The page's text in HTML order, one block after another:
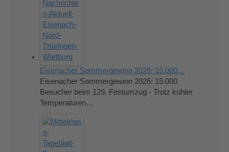
Eisenacher Sommergewinn 2026: 15.000…
Eisenacher Sommergewinn 2026: 15.000
Besucher beim 129. Festumzug - Trotz kühler
Temperaturen…